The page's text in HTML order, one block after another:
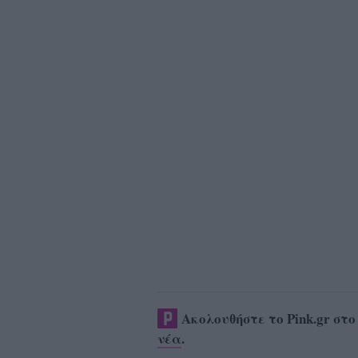
Ακολουθήστε το Pink.gr στο
νέα.